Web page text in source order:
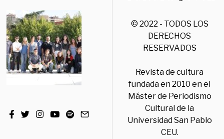
© 2022 - TODOS LOS
DERECHOS
RESERVADOS
Revista de cultura
fundada en 2010 en el
Máster de Periodismo
Cultural de la
Universidad San Pablo
CEU.